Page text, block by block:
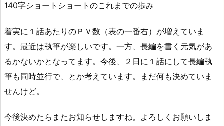
140字ショートショートのこれまでの歩み
着実に１話あたりのＰＶ数（表の一番右）が増えていま
す。最近は執筆が楽しいです。一方、長編を書く元気があ
るかないかとなってます。今後、２日に１話にして長編執
筆も同時並行で、とか考えています。まだ何も決めていま
せんけど。
今後決めたらまたお知らせしますね。よろしくお願いしま